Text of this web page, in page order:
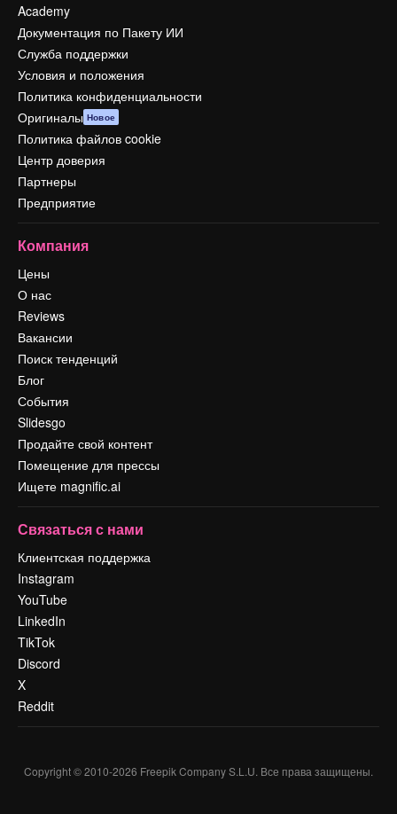
Academy
Документация по Пакету ИИ
Служба поддержки
Условия и положения
Политика конфиденциальности
Оригиналы Новое
Политика файлов cookie
Центр доверия
Партнеры
Предприятие
Компания
Цены
О нас
Reviews
Вакансии
Поиск тенденций
Блог
События
Slidesgo
Продайте свой контент
Помещение для прессы
Ищете magnific.ai
Связаться с нами
Клиентская поддержка
Instagram
YouTube
LinkedIn
TikTok
Discord
X
Reddit
Copyright © 2010-2026 Freepik Company S.L.U. Все права защищены.